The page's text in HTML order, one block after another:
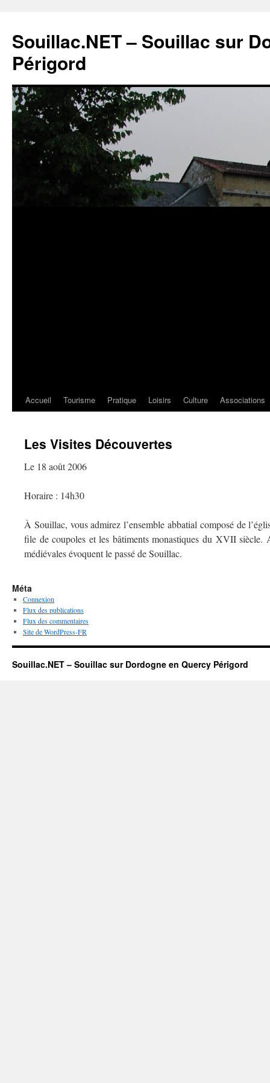
Souillac.NET – Souillac sur
Périgord
Accueil Tourisme Pratique Loisirs Culture Associations
Les Visites Découvertes
Le 18 août 2006
Horaire : 14h30
À Souillac, vous admirez l’ensemble abbatial composé de
file de coupoles et les bâtiments monastiques du XVII siècle.
médiévales évoquent le passé de Souillac.
Méta
Connexion
Flux des publications
Flux des commentaires
Site de WordPress-FR
Souillac.NET – Souillac sur Dordogne en Quercy Périgord